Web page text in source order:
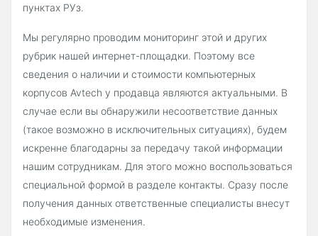
пунктах РУз.
Мы регулярно проводим мониторинг этой и других
рубрик нашей интернет-площадки. Поэтому все
сведения о наличии и стоимости компьютерных
корпусов Avtech у продавца являются актуальными. В
случае если вы обнаружили несоответствие данных
(такое возможно в исключительных ситуациях), будем
искренне благодарны за передачу такой информации
нашим сотрудникам. Для этого можно воспользоваться
специальной формой в разделе контакты. Сразу после
получения данных ответственные специалисты внесут
необходимые изменения.